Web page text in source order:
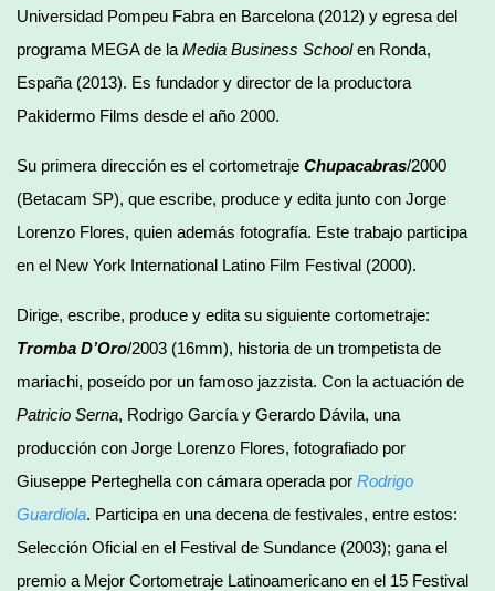
Universidad Pompeu Fabra en Barcelona (2012) y egresa del
programa MEGA de la Media Business Schoolen Ronda,
España (2013). Es fundador y director de la productora
Pakidermo Films desde el año 2000.
Su primera dirección es el cortometraje Chupacabras/2000
(Betacam SP), que escribe, produce y edita junto con Jorge
Lorenzo Flores, quien además fotografía. Este trabajo participa
en el New York International Latino Film Festival (2000).
Dirige, escribe, produce y edita su siguiente cortometraje:
Tromba D’Oro/2003 (16mm), historia de un trompetista de
mariachi, poseído por un famoso jazzista. Con la actuación de
Patricio Serna, Rodrigo García y Gerardo Dávila, una
producción con Jorge Lorenzo Flores, fotografiado por
Giuseppe Perteghella con cámara operada por Rodrigo
Guardiola. Participa en una decena de festivales, entre estos:
Selección Oficial en el Festival de Sundance (2003); gana el
premio a Mejor Cortometraje Latinoamericano en el 15 Festival